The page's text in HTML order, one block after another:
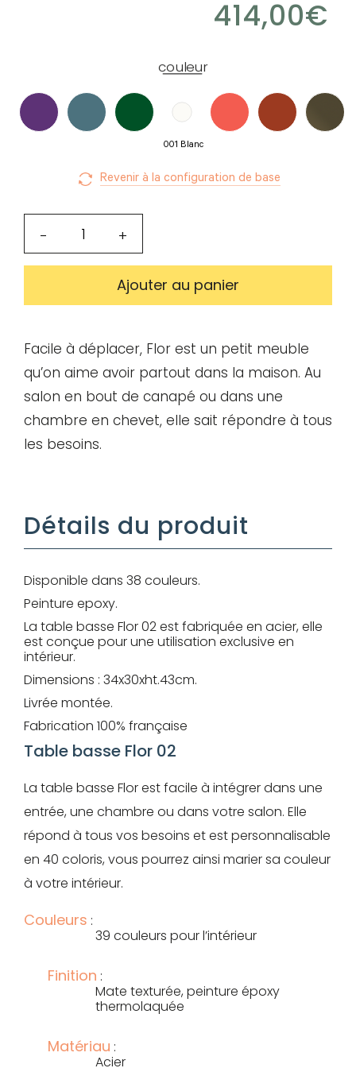
Demander
accès
connecter
Adresse de
messagerie ou
Identifiant
Mot de passe
Se connecter
couleur
001 Blanc
Revenir à la configuration de base
414,00€
-
quantité
Table
+
Ajouter au panier
Facile à déplacer, Flor est un petit meuble
qu’on aime avoir partout dans la maison. Au
salon en bout de canapé ou dans une
chambre en chevet, elle sait répondre à tous
les besoins.
Détails du produit
Disponible dans 38 couleurs.
Peinture epoxy.
La table basse Flor 02 est fabriquée en acier, elle
est conçue pour une utilisation exclusive en
intérieur.
Dimensions : 34x30xht.43cm.
Livrée montée.
Fabrication 100% française
Table basse Flor 02
La table basse Flor est facile à intégrer dans une
entrée, une chambre ou dans votre salon. Elle
répond à tous vos besoins et est personnalisable
en 40 coloris, vous pourrez ainsi marier sa couleur
à votre intérieur.
Couleurs :
39 couleurs pour l’intérieur
Finition :
Mate texturée, peinture époxy
thermolaquée
Matériau :
Acier